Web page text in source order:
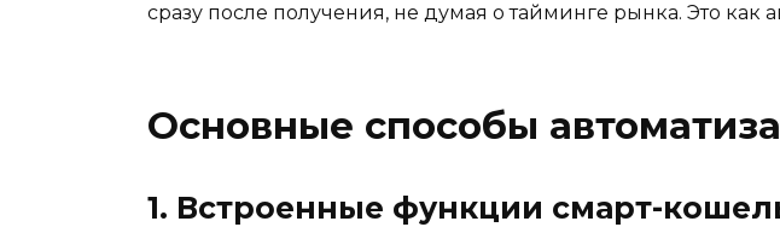
сразу после получения, не думая о тайминге рынка. Это как
Основные способы
1. Встроенные функции смарт-